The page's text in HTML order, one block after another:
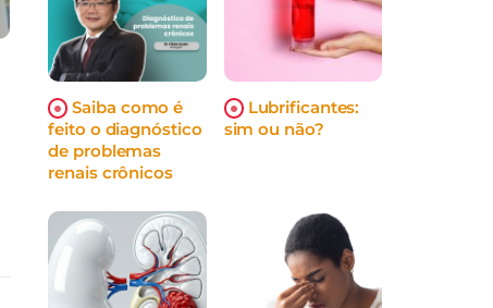
Saiba como é
feito o diagnóstico
de problemas
renais crônicos
Lubrificantes:
sim ou não?